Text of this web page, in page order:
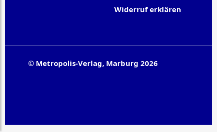
Widerruf erklären
© Metropolis-Verlag, Marburg 2026